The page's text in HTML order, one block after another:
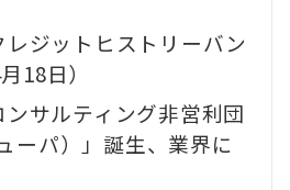
ジットヒストリーバン
18日）
サルティング非営利団
ーパ）」誕生、業界に